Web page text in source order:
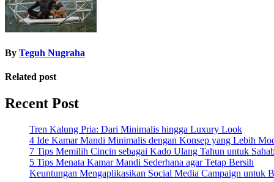
By Teguh Nugraha
Related post
Recent Post
Tren Kalung Pria: Dari Minimalis hingga Luxury Look
4 Ide Kamar Mandi Minimalis dengan Konsep yang Lebih
7 Tips Memilih Cincin sebagai Kado Ulang Tahun untuk
5 Tips Menata Kamar Mandi Sederhana agar Tetap Bersih
Keuntungan Mengaplikasikan Social Media Campaign untuk